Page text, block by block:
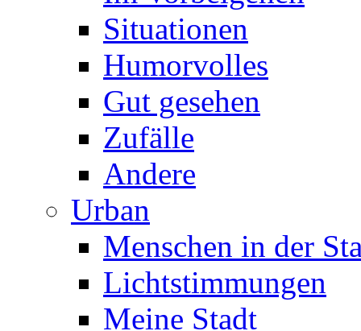
Situationen
Humorvolles
Gut gesehen
Zufälle
Andere
Urban
Menschen in der
Lichtstimmungen
Meine Stadt